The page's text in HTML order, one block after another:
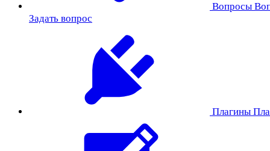
Вопросы
Задать вопрос
Плагины